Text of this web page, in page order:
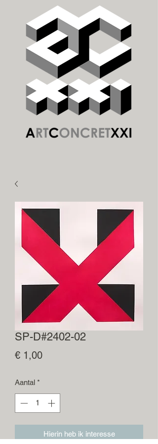
SP-D#2402-02
€ 1,00Prijs
Aantal *
Hierin heb ik interesse